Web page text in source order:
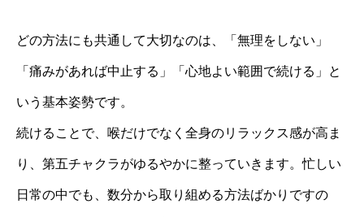
どの方法にも共通して大切なのは、「無理をしない」
「痛みがあれば中止する」「心地よい範囲で続ける」と
いう基本姿勢です。
続けることで、喉だけでなく全身のリラックス感が高ま
り、第五チャクラがゆるやかに整っていきます。忙しい
日常の中でも、数分から取り組める方法ばかりですの